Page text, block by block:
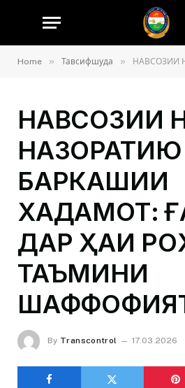
Home » Тавсифшуда » НАВСОЗИИ НУҚТАҲОИ НАЗОРАТИЮ
НАВСОЗИИ
НАЗОРАТИЮ
БАРКАШИИ
ХАДАМОТ:
ДАР ҲАҚҚИ
ТАЪМИНИ
By Transcontrol 17.03.2026